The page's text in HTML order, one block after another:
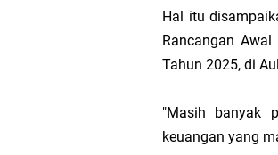
Hal itu
Rancangan
Tahun 2025, di
"Masih banyak
keuangan yang